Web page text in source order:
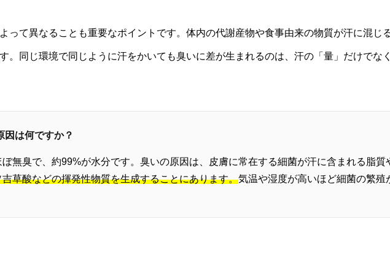
って異なることも重要なポイントです。体内の代謝産物や食事由来の物質が汗に混じ
。同じ環境で同じように汗をかいても臭いに差が生まれるのは、汗の「量」だけでな
因は何ですか？
無臭で、約99%が水分です。臭いの原因は、皮膚に常在する細菌が汗に含まれる脂質
吉草酸などの揮発性物質を生成することにあります。気温や湿度が高いほど細菌の繁殖